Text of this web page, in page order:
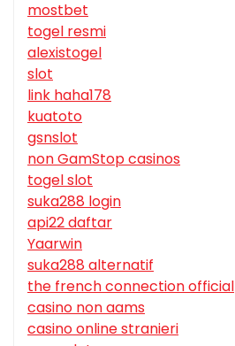
mostbet
togel resmi
alexistogel
slot
link haha178
kuatoto
gsnslot
non GamStop casinos
togel slot
suka288 login
api22 daftar
Yaarwin
suka288 alternatif
the french connection official
casino non aams
casino online stranieri